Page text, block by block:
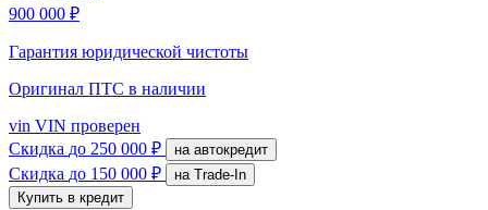
900 000 ₽
Гарантия юридической чистоты
Оригинал ПТС в наличии
vin VIN проверен
Скидка до 250 000 ₽ на автокредит
Скидка до 150 000 ₽
на Trade-In
Купить в кредит